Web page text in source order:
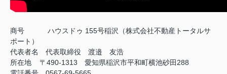
商号
ハウスドゥ 155号稲沢（株式会社不動産トータルサ
ポート）
代表者名 代表取締役 渡邉 友浩
所在地 〒490-1313 愛知県稲沢市平和町横池砂田288